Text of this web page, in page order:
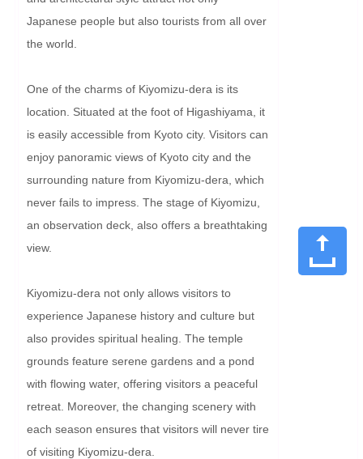
Japanese people but also tourists from all over
the world.
One of the charms of Kiyomizu-dera is its
location. Situated at the foot of Higashiyama, it
is easily accessible from Kyoto city. Visitors can
enjoy panoramic views of Kyoto city and the
surrounding nature from Kiyomizu-dera, which
never fails to impress. The stage of Kiyomizu,
an observation deck, also offers a breathtaking
view.
Kiyomizu-dera not only allows visitors to
experience Japanese history and culture but
also provides spiritual healing. The temple
grounds feature serene gardens and a pond
with flowing water, offering visitors a peaceful
retreat. Moreover, the changing scenery with
each season ensures that visitors will never tire
of visiting Kiyomizu-dera.